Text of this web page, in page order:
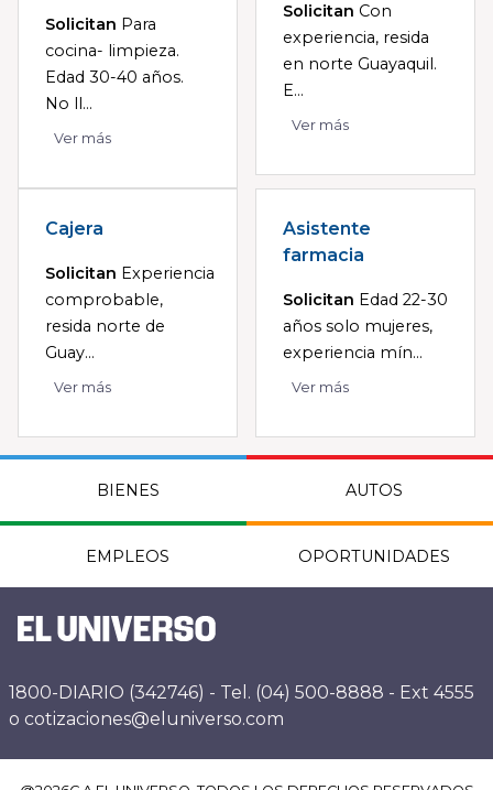
Solicitan Para
cocina- limpieza.
Edad 30-40 años.
No ll...
Ver más
Solicitan Con
experiencia, resida
en norte Guayaquil.
E...
Ver más
Cajera
Solicitan Experiencia
comprobable,
resida norte de
Guay...
Ver más
Asistente
farmacia
Solicitan Edad 22-30
años solo mujeres,
experiencia mín...
Ver más
BIENES AUTOS
EMPLEOS OPORTUNIDADES
1800-DIARIO (342746) - Tel. (04) 500-8888 - Ext 4555
o cotizaciones@eluniverso.com